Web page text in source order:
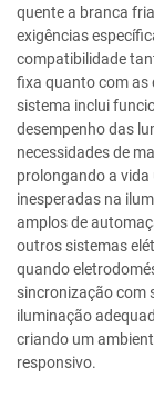
quente a branca
exigências
compatibilidade
fixa quanto com as
sistema inclui
desempenho das
necessidades de
prolongando a
inesperadas na
amplos de
outros sistemas
quando
sincronização com
iluminação
criando um
responsivo.